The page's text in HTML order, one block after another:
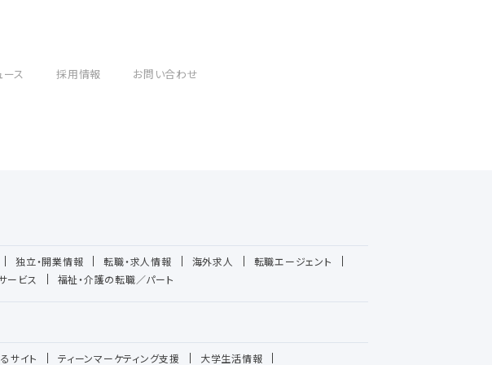
ース 採用情報 お問い合わせ
独立・開業情報 転職・求人情報 海外求人
転職エージェント
ービス 福祉・介護の転職／パート
サイト ティーンマーケティング支援 大学生活情報